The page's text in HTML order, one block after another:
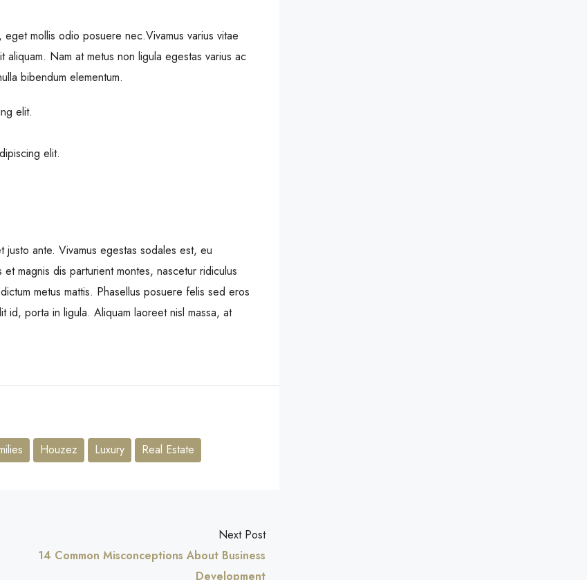
mollis odio posuere nec.Vivamus varius vitae
Nam at metus non ligula egestas varius ac
bibendum elementum.
elit.
elit.
ante. Vivamus egestas sodales est, eu
magnis dis parturient montes, nascetur ridiculus
metus mattis. Phasellus posuere felis sed eros
id, porta in ligula. Aliquam laoreet nisl massa, at
Houzez Luxury Real Estate
Next Post
14 Common Misconceptions About Business
Development